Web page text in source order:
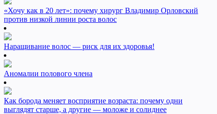
«Хочу как в 20 лет»: почему хирург Владимир Орловский
против низкой линии роста волос
Наращивание волос — риск для их здоровья!
Аномалии полового члена
Как борода меняет восприятие возраста: почему одни
выглядят старше, а другие — моложе и солиднее